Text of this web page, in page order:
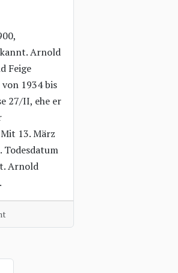
Arnold
Feige
1934 bis
27/II, ehe er
13. März
Todesdatum
Arnold